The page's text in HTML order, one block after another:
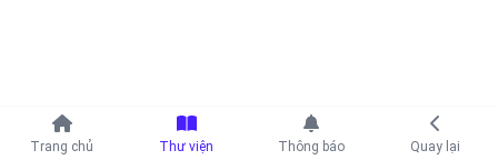
Tiếp tục với
Trang chủ Thư viện Thông báo Quay lại